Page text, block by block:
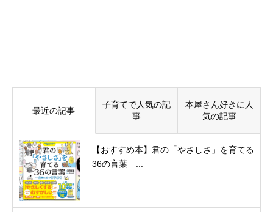
最近の記事
子育てで人気の記
事
本屋さん好きに人
気の記事
【おすすめ本】君の「やさしさ」を育てる
36の言葉 ...